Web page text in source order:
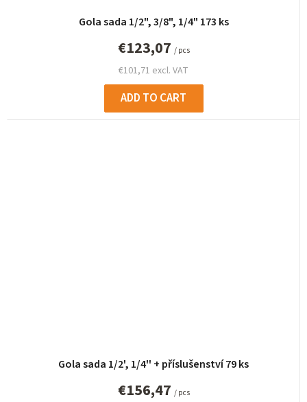
Gola sada 1/2", 3/8", 1/4" 173 ks
€101,71 excl. VAT
€123,07 / pcs
ADD TO CART
Gola sada 1/2', 1/4'' + příslušenství 79 ks
€156,47 / pcs